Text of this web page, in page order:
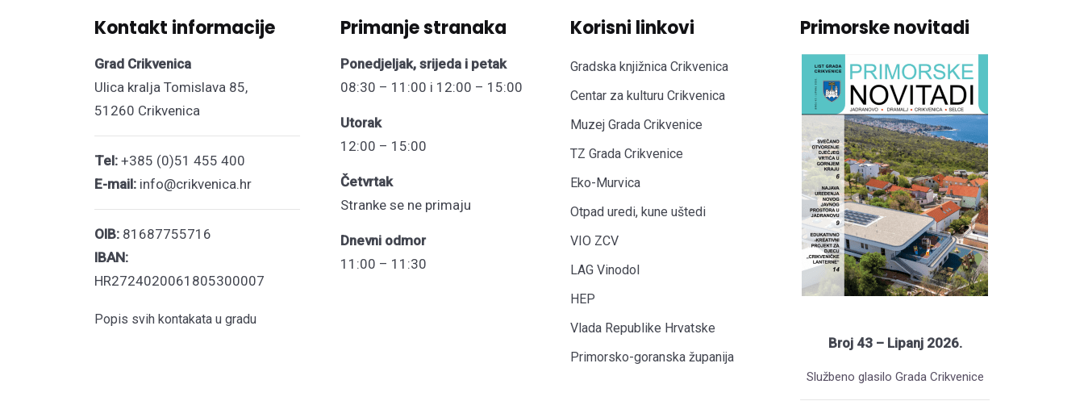
Kontakt informacije
Grad Crikvenica
Ulica kralja Tomislava 85,
51260 Crikvenica
Tel: +385 (0)51 455 400
E-mail: info@crikvenica.hr
OIB: 81687755716
IBAN:
HR2724020061805300007
Popis svih kontakata u gradu
Primanje stranaka
Ponedjeljak, srijeda i petak
08:30 – 11:00 i 12:00 – 15:00
Utorak
12:00 – 15:00
Četvrtak
Stranke se ne primaju
Dnevni odmor
11:00 – 11:30
Korisni linkovi
Gradska knjižnica Crikvenica
Centar za kulturu Crikvenica
Muzej Grada Crikvenice
TZ Grada Crikvenice
Eko-Murvica
Otpad uredi, kune uštedi
VIO ZCV
LAG Vinodol
HEP
Vlada Republike Hrvatske
Primorsko-goranska županija
Primorske novitadi
Broj 43 – Lipanj 2026.
Službeno glasilo Grada Crikvenice